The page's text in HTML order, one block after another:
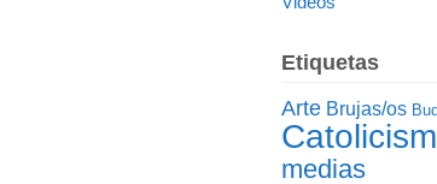
Etiquetas
Arte Brujas/os
medias